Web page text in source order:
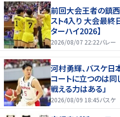
前回大会王者の鎮
スト4入り 大会最終
ターハイ2026】
2026/08/07 22:22バレー
河村勇輝、バスケ日
コートに立つのは同
戦える力はある」
2026/08/09 18:45バスケ